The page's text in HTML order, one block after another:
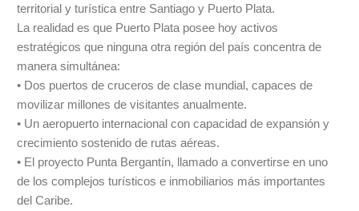
territorial y turística entre Santiago y Puerto Plata.
La realidad es que Puerto Plata posee hoy activos
estratégicos que ninguna otra región del país concentra de
manera simultánea:
• Dos puertos de cruceros de clase mundial, capaces de
movilizar millones de visitantes anualmente.
• Un aeropuerto internacional con capacidad de expansión y
crecimiento sostenido de rutas aéreas.
• El proyecto Punta Bergantín, llamado a convertirse en uno
de los complejos turísticos e inmobiliarios más importantes
del Caribe.